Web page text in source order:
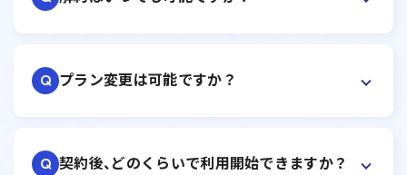
Q プラン変更は可能ですか？
Q 契約後、どのくらいで利用開始できますか？